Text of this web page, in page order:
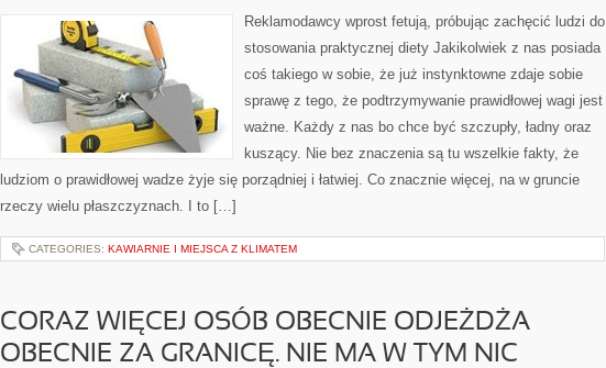
WARIOGRAFICZNYCH
Reklamodawcy wprost fetują, próbując zachęcić ludzi do
stosowania praktycznej diety Jakikolwiek z nas posiada
coś takiego w sobie, że już instynktowne zdaje sobie
sprawę z tego, że podtrzymywanie prawidłowej wagi jest
ważne. Każdy z nas bo chce być szczupły, ładny oraz
kuszący. Nie bez znaczenia są tu wszelkie fakty, że
ludziom o prawidłowej wadze żyje się porządniej i łatwiej. Co znacznie więcej, na w gruncie
rzeczy wielu płaszczyznach. I to […]
CATEGORIES: KAWIARNIE I MIEJSCA Z KLIMATEM
CORAZ WIĘCEJ OSÓB OBECNIE ODJEŻDŻA
OBECNIE ZA GRANICĘ. NIE MA W TYM NIC